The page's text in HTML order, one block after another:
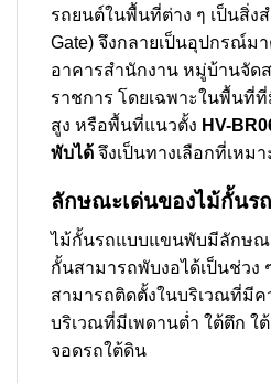
รถยนต์ในพื้นที่ต่าง ๆ เป็นสิ่ง
Gate) จึงกลายเป็นอุปกรณ์ม
อาคารสำนักงาน หมู่บ้านจัด
ราชการ โดยเฉพาะในพื้นที่
สูง หรือพื้นที่แนวตั้ง HV-
พับได้ จึงเป็นทางเลือกที่เหม
ลักษณะเด่นของไม้กั้นร
ไม้กั้นรถแบบแขนพับมีลักษณ
กั้นสามารถพับงอได้เป็นช่วง
สามารถติดตั้งในบริเวณที่มีค
บริเวณที่มีเพดานต่ำ ใต้ตึก ใ
จอดรถใต้ดิน